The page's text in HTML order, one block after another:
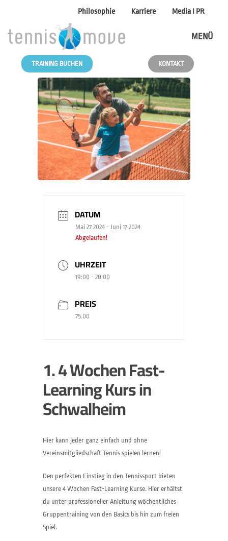
Philosophie Karriere Media I PR
MENÜ
TRAINING BUCHEN KONTAKT
DATUM
Mai 27 2024 - Juni 17 2024
Abgelaufen!
UHRZEIT
19:00 - 20:00
PREIS
75.00
1. 4 Wochen Fast-
Learning Kurs in
Schwalheim
Hier kann jeder ganz einfach und ohne
Vereinsmitgliedschaft Tennis spielen lernen!
Den perfekten Einstieg in den Tennissport bieten
unsere 4 Wochen Fast-Learning Kurse. Hier erhältst
du unter professioneller Anleitung wöchentliches
Gruppentraining von den Basics bis hin zum freien
Spiel.